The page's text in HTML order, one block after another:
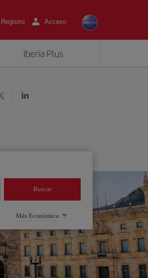
Registro Acceso
Iberia Plus
Buscar
Más Económica